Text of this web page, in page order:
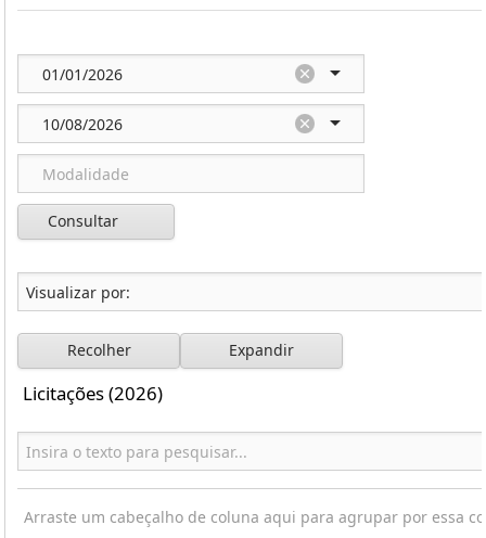
Consultar
Recolher Expandir
Licitações (2026)
Arraste um cabeçalho de coluna aqui para agrupar por essa